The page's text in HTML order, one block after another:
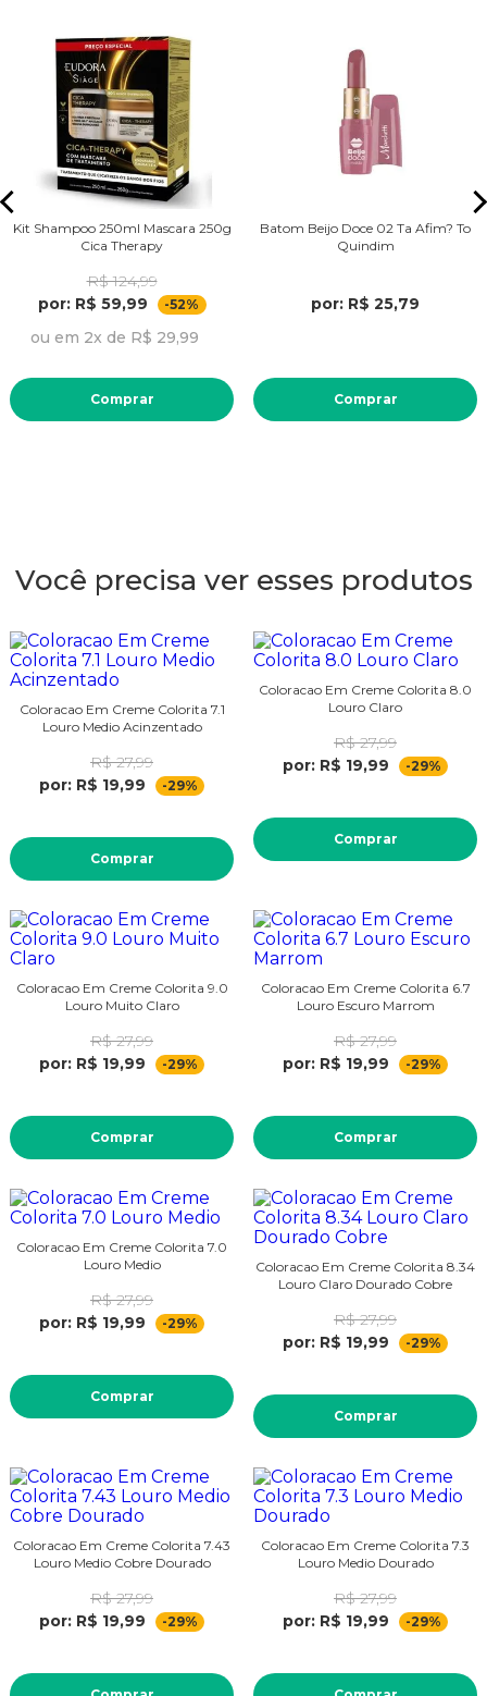
Kit Shampoo 250ml Mascara 250g
Cica Therapy
R$ 124,99
por: R$ 59,99
-52%
ou em 2x de R$ 29,99
Comprar
Batom Beijo Doce 02 Ta Afim? To
Quindim
por: R$ 25,79
Comprar
Você precisa ver esses produtos
Coloracao Em Creme Colorita 7.1
Louro Medio Acinzentado
R$ 27,99
por: R$ 19,99
-29%
Comprar
Coloracao Em Creme Colorita 8.0
Louro Claro
R$ 27,99
por: R$ 19,99
-29%
Comprar
Coloracao Em Creme Colorita 9.0
Louro Muito Claro
R$ 27,99
por: R$ 19,99
-29%
Comprar
Coloracao Em Creme Colorita 6.7
Louro Escuro Marrom
R$ 27,99
por: R$ 19,99
-29%
Comprar
Coloracao Em Creme Colorita 7.0
Louro Medio
R$ 27,99
por: R$ 19,99
-29%
Comprar
Coloracao Em Creme Colorita 8.34
Louro Claro Dourado Cobre
R$ 27,99
por: R$ 19,99
-29%
Comprar
Coloracao Em Creme Colorita 7.43
Louro Medio Cobre Dourado
R$ 27,99
por: R$ 19,99
-29%
Coloracao Em Creme Colorita 7.3
Louro Medio Dourado
R$ 27,99
por: R$ 19,99
-29%